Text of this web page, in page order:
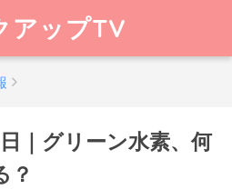
アップTV
｜グリーン水素、何
？